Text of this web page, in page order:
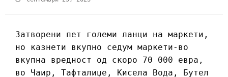
Затворени пет големи ланци на маркети,
но казнети вкупно седум маркети-во
вкупна вредност од скоро 70 000 евра,
во Чаир, Тафталиџе, Кисела Вода, Бутел